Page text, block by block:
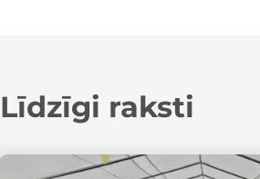
Līdzīgi raksti